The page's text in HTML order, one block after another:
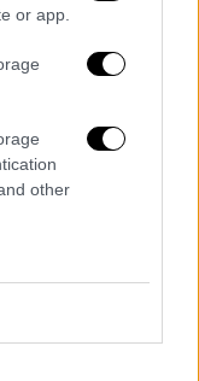
or app.
other
τις σκάλες
και
καρδιακή
κάτω μέρος
της
η οποία
την
κάλεσε